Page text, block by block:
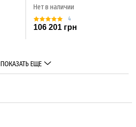
Нет в наличии
4
106 201 грн
ПОКАЗАТЬ ЕЩЕ